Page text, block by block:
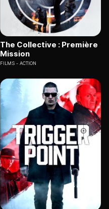
The Collective : Première
Mission
FILMS ACTION